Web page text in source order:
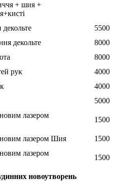
+ шия +
5500
декольте
8000
8000
рук
4000
4000
5000
лазером
1500
лазером Шия
1500
лазером
1500
новоутворень